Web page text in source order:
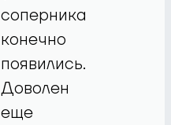
соперника
конечно
появились.
Доволен
еще